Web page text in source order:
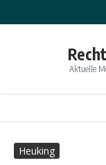
Aktuelle
Heuking